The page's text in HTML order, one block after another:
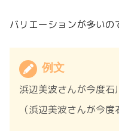
バリエーションが多いの
例文
浜辺美波さんが今度石
（浜辺美波さんが今